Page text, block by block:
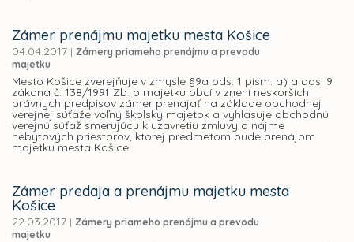
Zámer prenájmu majetku mesta Košice
04.04.2017 | Zámery priameho prenájmu a prevodu
majetku
Mesto Košice zverejňuje v zmysle §9a ods. 1 písm. a) a ods. 9
zákona č. 138/1991 Zb. o majetku obcí v znení neskorších
právnych predpisov zámer prenajať na základe obchodnej
verejnej súťaže voľný školský majetok a vyhlasuje obchodnú
verejnú súťaž smerujúcu k uzavretiu zmluvy o nájme
nebytových priestorov, ktorej predmetom bude prenájom
majetku mesta Košice
Zámer predaja a prenájmu majetku mesta
Košice
22.03.2017 | Zámery priameho prenájmu a prevodu
majetku